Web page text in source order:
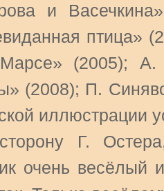
и
птица»
(2005);
(2008); П.
иллюстрации
Г.
очень весёлый